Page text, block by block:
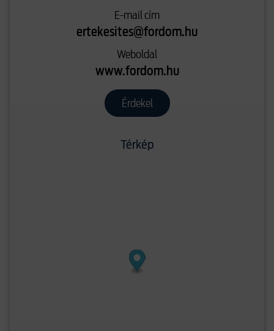
E-mail cím
ertekesites@fordom.hu
Weboldal
www.fordom.hu
Érdekel
Térkép